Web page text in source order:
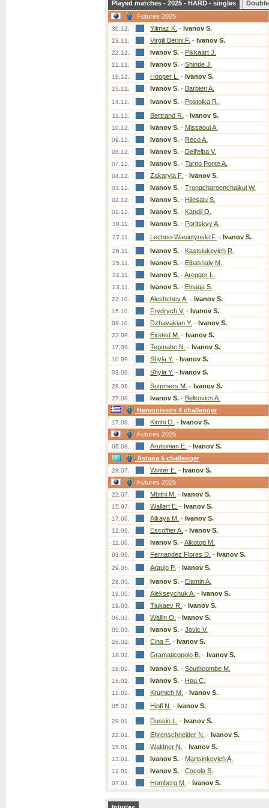
Played matches - 2025 - HARD - singles
Futures 2025
30.12. Yilmaz K. - Ivanov S.
23.12. Virgili Berini F. - Ivanov S.
22.12. Ivanov S. - Pikkaart J.
21.12. Ivanov S. - Shinde J.
16.12. Hooper L. - Ivanov S.
15.12. Ivanov S. - Barbieri A.
14.12. Ivanov S. - Postolka R.
11.12. Bertrand R. - Ivanov S.
10.12. Ivanov S. - Missaoui A.
09.12. Ivanov S. - Reco A.
08.12. Ivanov S. - Dell'elba V.
07.12. Ivanov S. - Tarrio Ponte A.
04.12. Zakaryia F. - Ivanov S.
03.12. Ivanov S. - Trongcharoenchaikul W.
02.12. Ivanov S. - Hiiesalu S.
01.12. Ivanov S. - Kandil O.
30.11. Ivanov S. - Poritskyy A.
27.11. Lechno-Wasiutynski F. - Ivanov S.
26.11. Ivanov S. - Kastsiukevich R.
25.11. Ivanov S. - Elbasnaly M.
24.11. Ivanov S. - Aregger L.
23.11. Ivanov S. - Elnaqa S.
22.10. Aleshchev A. - Ivanov S.
15.10. Frydrych V. - Ivanov S.
08.10. Dzhavakian Y. - Ivanov S.
23.09. Exsted M. - Ivanov S.
17.09. Tepmahc N. - Ivanov S.
10.09. Shyla Y. - Ivanov S.
03.09. Shyla Y. - Ivanov S.
28.08. Summers M. - Ivanov S.
27.08. Ivanov S. - Belkovics A.
Hersonissos 4 challenger
17.08. Kimhi O. - Ivanov S.
Futures 2025
06.08. Arutiunian E. - Ivanov S.
Astana 5 challenger
28.07. Winter E. - Ivanov S.
Futures 2025
22.07. Mbithi M. - Ivanov S.
15.07. Wallart E. - Ivanov S.
17.06. Alkaya M. - Ivanov S.
12.06. Escoffier A. - Ivanov S.
11.06. Ivanov S. - Alkotop M.
03.06. Fernandez Flores D. - Ivanov S.
29.05. Araujo P. - Ivanov S.
28.05. Ivanov S. - Elamin A.
19.05. Alekseychuk A. - Ivanov S.
19.03. Tiukaev R. - Ivanov S.
06.03. Wallin O. - Ivanov S.
05.03. Ivanov S. - Jovic V.
26.02. Cina F. - Ivanov S.
18.02. Gramaticopolo B. - Ivanov S.
16.02. Ivanov S. - Southcombe M.
16.02. Ivanov S. - Hou C.
12.02. Krumich M. - Ivanov S.
05.02. Hipfl N. - Ivanov S.
29.01. Dussin L. - Ivanov S.
22.01. Ehrenschneider N. - Ivanov S.
15.01. Waldner N. - Ivanov S.
13.01. Ivanov S. - Martsinkevich A.
12.01. Ivanov S. - Cocola S.
07.01. Homberg M. - Ivanov S.